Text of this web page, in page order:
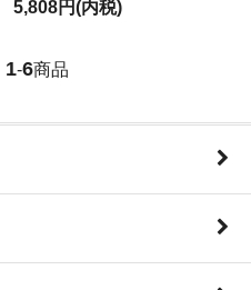
5,808円(内税)
1-6商品